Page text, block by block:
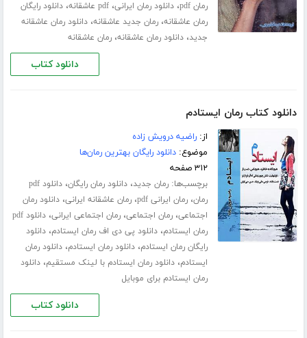
رمان pdf ،دانلود رمان ایرانی،pdf عاشقانه ،دانلود رایگان
رمان عاشقانه،رمان جدید عاشقانه،دانلود رمان عاشقانه
جدید،دانلود رمان عاشقانه،رمان عاشقانه
دانلود کتاب
دانلود کتاب رمان ایستادم
از:راضیه درویش زاده
موضوع:دانلود رایگان بهترین رمان‌ها
۳۱۲ صفحه
برچسب‌ها:رمان جدید،دانلود رمان رایگان،
دانلود pdf
رمان،رمان ایرانی pdf ،رمان عاشقانه ایرانی،دانلود رمان
اجتماعی،رمان اجتماعی،رمان اجتماعی ایرانی،
دانلود pdf
رمان ایستادم،دانلود پی دی اف رمان ایستادم،دانلود
رایگان رمان ایستادم،دانلود رمان ایستادم،دانلود رمان
ایستادم،دانلود رمان ایستادم با لینک مستقیم،دانلود
رمان ایستادم برای موبایل
دانلود کتاب